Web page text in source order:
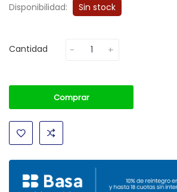
Disponibilidad:
Sin stock
Cantidad
Comprar